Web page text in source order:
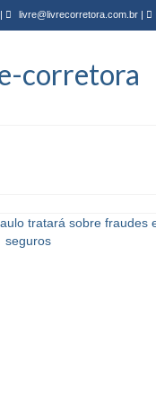
| livre@livrecorretora.com.br |